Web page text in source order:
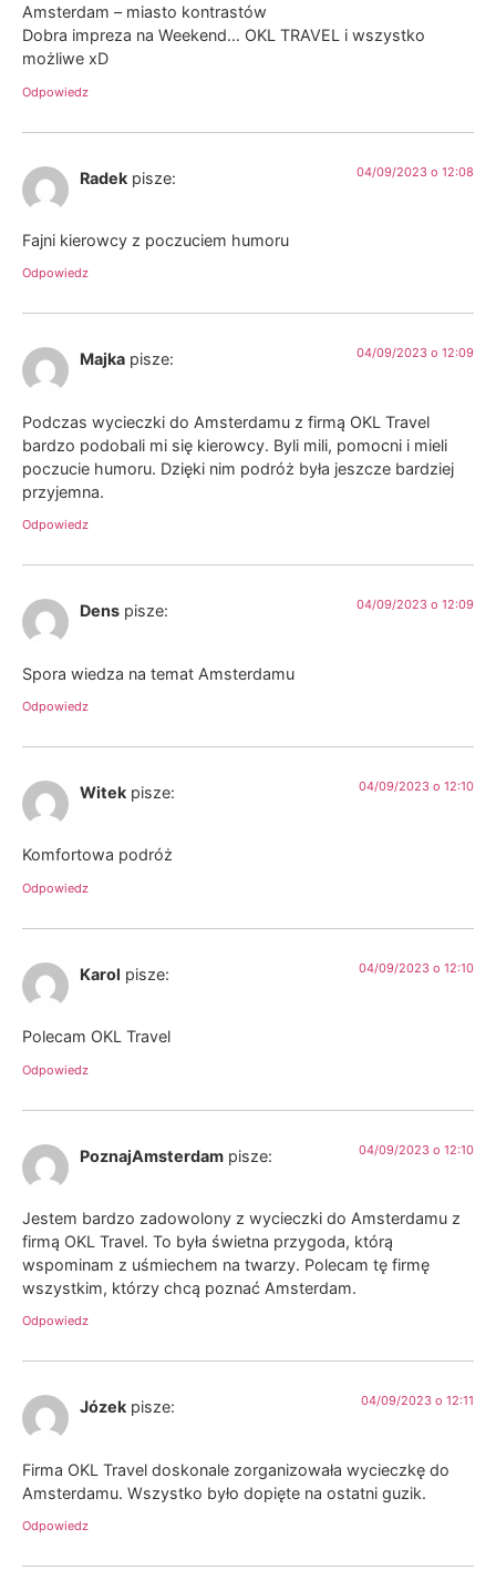
Amsterdam – miasto kontrastów
Dobra impreza na Weekend… OKL TRAVEL i wszystko
możliwe xD
Odpowiedz
Radek pisze: 04/09/2023 o 12:08
Fajni kierowcy z poczuciem humoru
Odpowiedz
Majka pisze: 04/09/2023 o 12:09
Podczas wycieczki do Amsterdamu z firmą OKL Travel
bardzo podobali mi się kierowcy. Byli mili, pomocni i mieli
poczucie humoru. Dzięki nim podróż była jeszcze bardziej
przyjemna.
Odpowiedz
Dens pisze: 04/09/2023 o 12:09
Spora wiedza na temat Amsterdamu
Odpowiedz
Witek pisze: 04/09/2023 o 12:10
Komfortowa podróż
Odpowiedz
Karol pisze: 04/09/2023 o 12:10
Polecam OKL Travel
Odpowiedz
PoznajAmsterdam pisze: 04/09/2023 o 12:10
Jestem bardzo zadowolony z wycieczki do Amsterdamu z
firmą OKL Travel. To była świetna przygoda, którą
wspominam z uśmiechem na twarzy. Polecam tę firmę
wszystkim, którzy chcą poznać Amsterdam.
Odpowiedz
Józek pisze: 04/09/2023 o 12:11
Firma OKL Travel doskonale zorganizowała wycieczkę do
Amsterdamu. Wszystko było dopięte na ostatni guzik.
Odpowiedz